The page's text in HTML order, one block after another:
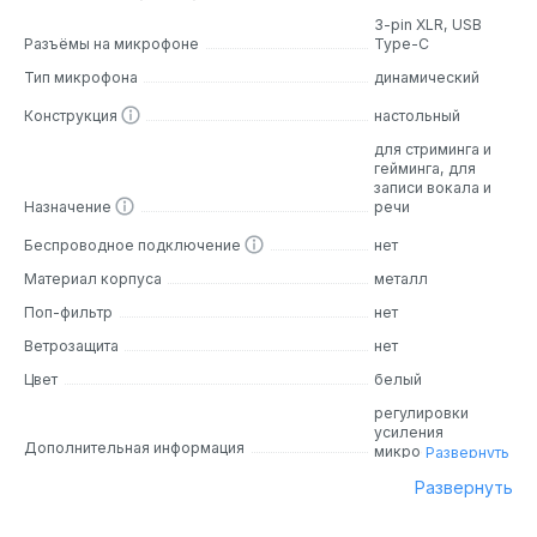
для любителей, желающих улучшить качество своих
аудиозаписей.
Дизайн
PD200XS — это цилиндрический микрофон с черным
металлическим корпусом. Приятная на ощупь
поверхность холодит руку. Два белых логотипа Maono
добавляют стильности. Верхняя часть микрофона
украшена поролоновой ветрозащитой и металлической
кольцо подсвечивает его в работе. Регулируемая
стойка позволяет настроить оптимальное положение
микрофона для оптимального звука.
USB/XLR: Подключайте его к компьютеру по USB или к
Регулируйте чувствительность микрофона и
Разъёмы на микрофоне
3-pin XLR, USB
Type-C
Тип микрофона
динамический
Конструкция настольный
Назначение
для стриминга и
гейминга, для
записи вокала и
речи
Беспроводное подключение
нет
Материал корпуса
металл
Поп-фильтр
нет
Ветрозащита
нет
Цвет
белый
Дополнительная информация
регулировки
усиления
микрофона,
отключения звука
Развернуть
Развернуть